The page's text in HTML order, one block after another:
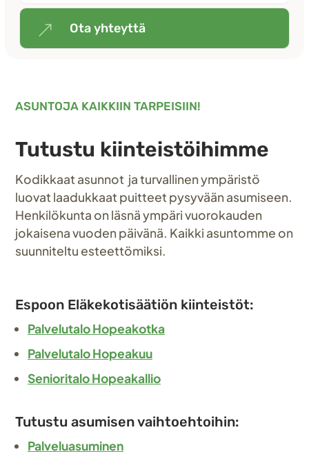
& Ota yhteyttä
ASUNTOJA KAIKKIIN TARPEISIIN!
Tutustu kiinteistöihimme
Kodikkaat asunnot ja turvallinen ympäristö
luovat laadukkaat puitteet pysyvään asumiseen.
Henkilökunta on läsnä ympäri vuorokauden
jokaisena vuoden päivänä. Kaikki asuntomme on
suunniteltu esteettömiksi.
Espoon Eläkekotisäätiön kiinteistöt:
Palvelutalo Hopeakotka
Palvelutalo Hopeakuu
Senioritalo Hopeakallio
Tutustu asumisen vaihtoehtoihin:
Palveluasuminen